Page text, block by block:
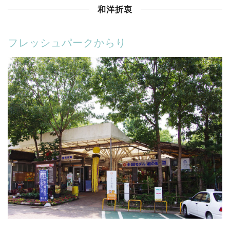
和洋折衷
フレッシュパークからり